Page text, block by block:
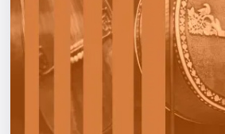
Рейтинги